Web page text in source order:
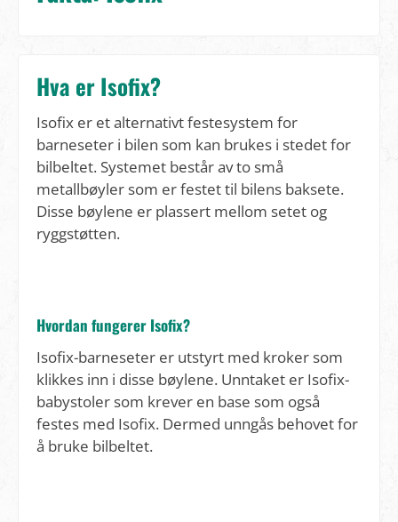
Hva er Isofix?
Isofix er et alternativt festesystem for
barneseter i bilen som kan brukes i stedet for
bilbeltet. Systemet består av to små
metallbøyler som er festet til bilens baksete.
Disse bøylene er plassert mellom setet og
ryggstøtten.
Hvordan fungerer Isofix?
Isofix-barneseter er utstyrt med kroker som
klikkes inn i disse bøylene. Unntaket er Isofix-
babystoler som krever en base som også
festes med Isofix. Dermed unngås behovet for
å bruke bilbeltet.